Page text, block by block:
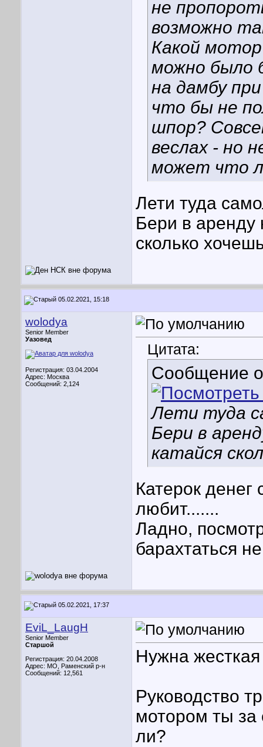
не
возможно
Какой
можно было
на дамбу
что бы не
шпор?
веслах - но
может что
Лети туда
Бери в аренду
сколько
05.02.2021, 15:18
wolodya
Senior Member
Уазовед
Регистрация: 03.04.2004
Адрес: Москва
Сообщений: 2,124
Цитата:
Сообщение
Лети туда
Бери в
катайся
Катерок денег
любит.......
Ладно,
барахтаться
05.02.2021, 17:37
EviL_LaugH
Senior Member
Старшой
Регистрация: 20.04.2008
Адрес: МО, Раменский р-н
Сообщений: 12,561
Нужна
Руководство
мотором ты за
ли?